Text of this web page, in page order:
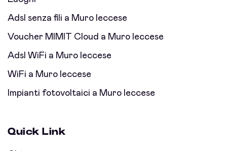
Adsl senza fili a Muro leccese
Voucher MIMIT Cloud a Muro leccese
Adsl WiFi a Muro leccese
WiFi a Muro leccese
Impianti fotovoltaici a Muro leccese
Quick Link